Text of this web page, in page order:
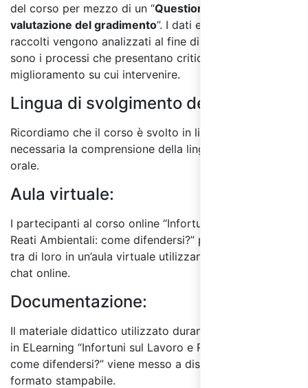
del corso per mezzo di un “Questionario di
valutazione del gradimento”. I dati e le informazioni
raccolti vengono analizzati al fine di individuare quali
sono i processi che presentano criticità e le aree di
miglioramento su cui intervenire.
Lingua di svolgimento del corso:
Ricordiamo che il corso è svolto in lingua italiana ed è
necessaria la comprensione della lingua sia scritta che
orale.
Aula virtuale:
I partecipanti al corso online “Infortuni sul Lavoro e
Reati Ambientali: come difendersi?” possono interagire
tra di loro in un’aula virtuale utilizzando il sistema di
chat online.
Documentazione:
Il materiale didattico utilizzato durante il corso online
in ELearning “Infortuni sul Lavoro e Reati Ambientali:
come difendersi?” viene messo a disposizione anche in
formato stampabile.